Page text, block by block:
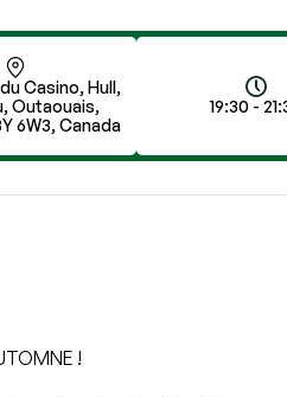
Casino, Hull,
Outaouais,
6W3, Canada
19:30 -
!